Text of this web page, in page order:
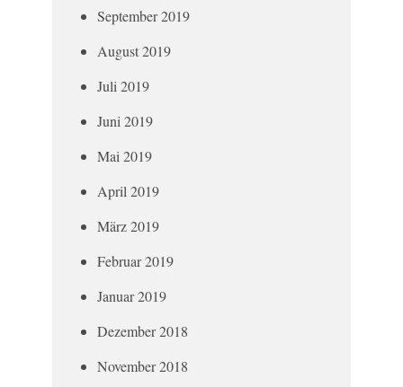
September 2019
August 2019
Juli 2019
Juni 2019
Mai 2019
April 2019
März 2019
Februar 2019
Januar 2019
Dezember 2018
November 2018